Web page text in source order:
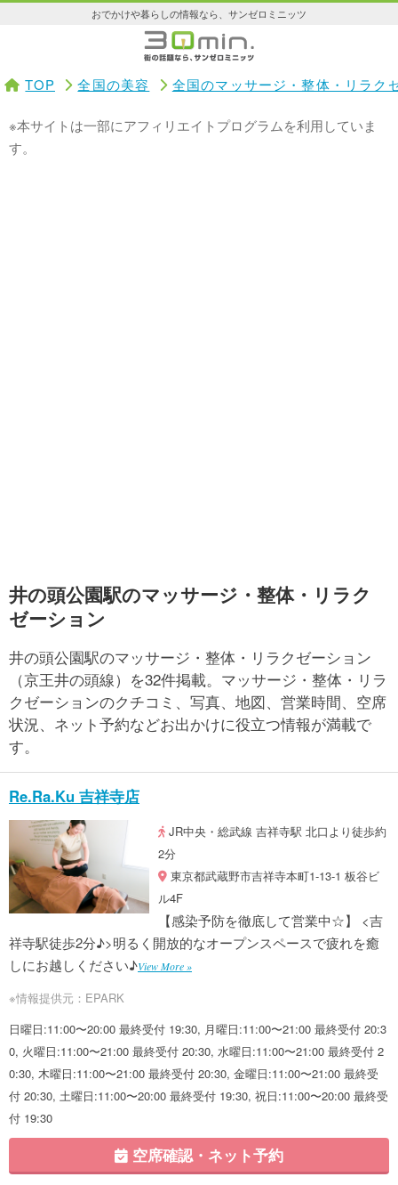
おでかけや暮らしの情報なら、サンゼロミニッツ
TOP 全国の美容 全国のマッサージ・整体・リラク
※本サイトは一部にアフィリエイトプログラムを利用していま
す。
井の頭公園駅のマッサージ・整体・リラク
ゼーション
井の頭公園駅のマッサージ・整体・リラクゼーション
（京王井の頭線）を32件掲載。マッサージ・整体・リラ
クゼーションのクチコミ、写真、地図、営業時間、空席
状況、ネット予約などお出かけに役立つ情報が満載で
す。
Re.Ra.Ku 吉祥寺店
JR中央・総武線 吉祥寺駅 北口より徒歩約
2分
東京都武蔵野市吉祥寺本町1-13-1 板谷ビ
ル4F
【感染予防を徹底して営業中☆】 <吉
祥寺駅徒歩2分♪>明るく開放的なオープンスペースで疲れを癒
しにお越しください♪View More »
※情報提供元：EPARK
日曜日:11:00〜20:00 最終受付 19:30, 月曜日:11:00〜21:00 最終受付 20:3
0, 火曜日:11:00〜21:00 最終受付 20:30, 水曜日:11:00〜21:00 最終受付 2
0:30, 木曜日:11:00〜21:00 最終受付 20:30, 金曜日:11:00〜21:00 最終受
付 20:30, 土曜日:11:00〜20:00 最終受付 19:30, 祝日:11:00〜20:00 最終受
付 19:30
空席確認・ネット予約